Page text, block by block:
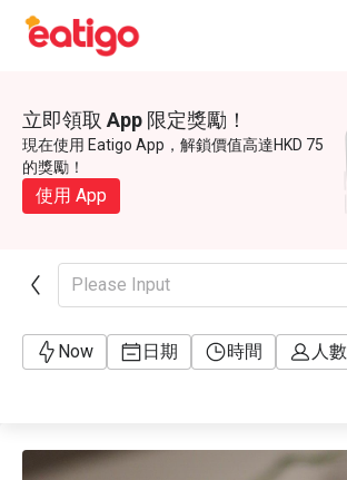
立即領取 App 限定獎勵！
現在使用 Eatigo App，解鎖價值高達HKD 75
的獎勵！
使用 App
Please Input
Now 日期 時間 人數